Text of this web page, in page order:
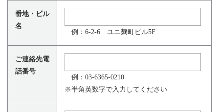
番地・ビル
名
例：6-2-6 ユニ麹町ビル5F
ご連絡先電
話番号
例：03-6365-0210
※半角英数字で入力してください